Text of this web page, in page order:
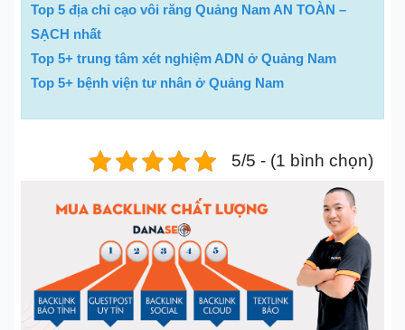
Top 5 địa chỉ cạo vôi răng Quảng Nam AN TOÀN –
SẠCH nhất
Top 5+ trung tâm xét nghiệm ADN ở Quảng Nam
Top 5+ bệnh viện tư nhân ở Quảng Nam
5/5 - (1 bình chọn)